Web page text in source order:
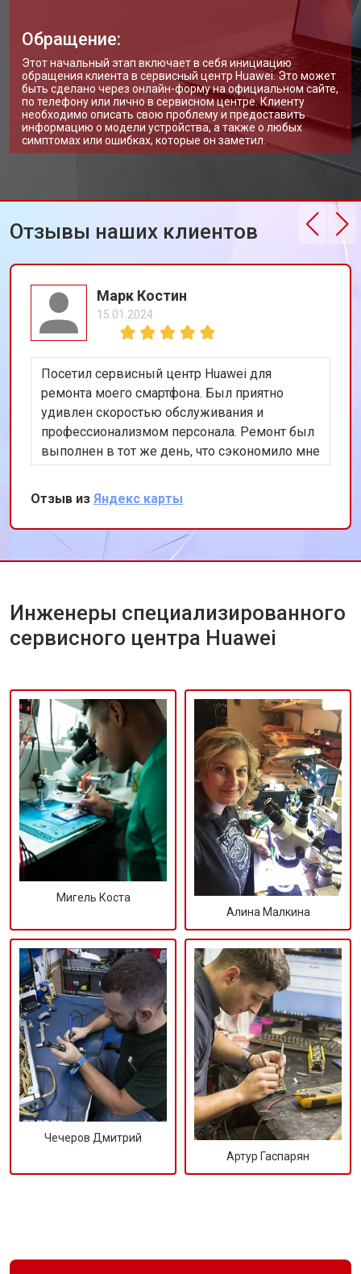
Заказать
Замена кулера ноутбука Huawei от 2600 ₽ Заказать
Замена микрофона от 2600 ₽ Заказать
Замена оперативной памяти от 1100 ₽ Заказать
Прошивка BIOS ноутбука Huawei от 1500 ₽ Заказать
Обращение:
Этот начальный этап включает в себя инициацию
обращения клиента в сервисный центр Huawei. Это может
быть сделано через онлайн-форму на официальном сайте,
по телефону или лично в сервисном центре. Клиенту
необходимо описать свою проблему и предоставить
информацию о модели устройства, а также о любых
симптомах или ошибках, которые он заметил.
Отзывы наших клиентов
Марк Костин
15.01.2024
Посетил сервисный центр Huawei для
ремонта моего смартфона. Был приятно
удивлен скоростью обслуживания и
профессионализмом персонала. Ремонт был
выполнен в тот же день, что сэкономило мне
много времени. Особенно порадовало
использование оригинальных запчастей,
благодаря чему телефон работает как новый.
Рекомендую этот сервис всем владельцам
техники Huawei.
Отзыв из Яндекс карты
Инженеры специализированного
сервисного центра Huawei
Мигель Коста
Алина Малкина
Чечеров Дмитрий
Артур Гаспарян